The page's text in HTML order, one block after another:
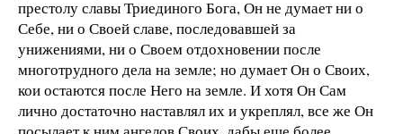
престолу славы Триединого Бога, Он не думает ни о
Себе, ни о Своей славе, последовавшей за
унижениями, ни о Своем отдохновении после
многотрудного дела на земле; но думает Он о Своих,
кои остаются после Него на земле. И хотя Он Сам
лично достаточно наставлял их и укреплял, все же Он